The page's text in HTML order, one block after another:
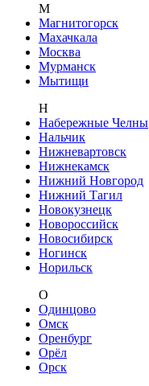
М
Магнитогорск
Махачкала
Москва
Мурманск
Мытищи
Н
Набережные Челны
Нальчик
Нижневартовск
Нижнекамск
Нижний Новгород
Нижний Тагил
Новокузнецк
Новороссийск
Новосибирск
Ногинск
Норильск
О
Одинцово
Омск
Оренбург
Орёл
Орск